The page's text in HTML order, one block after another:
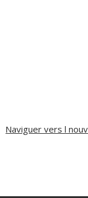
Naviguer vers l